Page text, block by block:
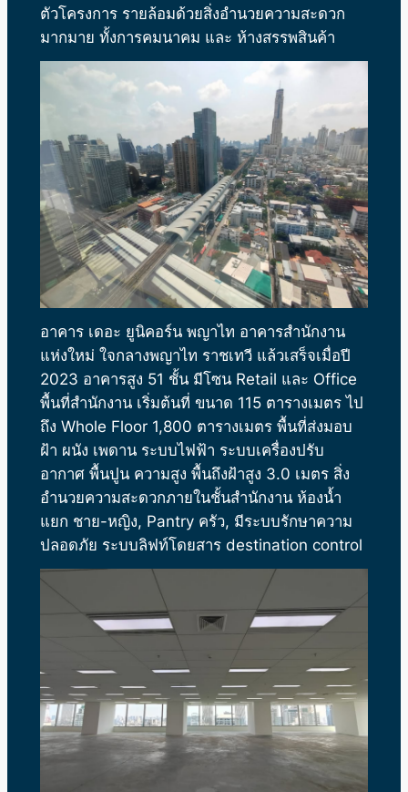
ตัวโครงการ รายล้อมด้วยสิ่งอำนวยความสะดวก
มากมาย ทั้งการคมนาคม และ ห้างสรรพสินค้า
อาคาร เดอะ ยูนิคอร์น พญาไท อาคารสำนักงาน
แห่งใหม่ ใจกลางพญาไท ราชเทวี แล้วเสร็จเมื่อปี
2023 อาคารสูง 51 ชั้น มีโซน Retail และ Office
พื้นที่สำนักงาน เริ่มต้นที่ ขนาด 115 ตารางเมตร ไป
ถึง Whole Floor 1,800 ตารางเมตร พื้นที่ส่งมอบ
ฝ้า ผนัง เพดาน ระบบไฟฟ้า ระบบเครื่องปรับ
อากาศ พื้นปูน ความสูง พื้นถึงฝ้าสูง 3.0 เมตร สิ่ง
อำนวยความสะดวกภายในชั้นสำนักงาน ห้องน้ำ
แยก ชาย-หญิง, Pantry ครัว, มีระบบรักษาความ
ปลอดภัย ระบบลิฟท์โดยสาร destination control